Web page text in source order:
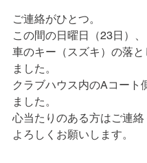
ご連絡がひとつ。
この間の日曜日（23日）、
車のキー（スズキ）の落と
ました。
クラブハウス内のAコート
ました。
心当たりのある方はご連絡
よろしくお願いします。